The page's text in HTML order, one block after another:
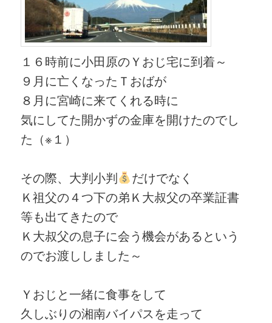
１６時前に小田原のＹおじ宅に到着～
９月に亡くなったＴおばが
８月に宮崎に来てくれる時に
気にしてた開かずの金庫を開けたのでし
た（※１）
その際、大判小判
だけでなく
Ｋ祖父の４つ下の弟Ｋ大叔父の卒業証書
等も出てきたので
Ｋ大叔父の息子に会う機会があるという
のでお渡ししました～
Ｙおじと一緒に食事をして
久しぶりの湘南バイパスを走って